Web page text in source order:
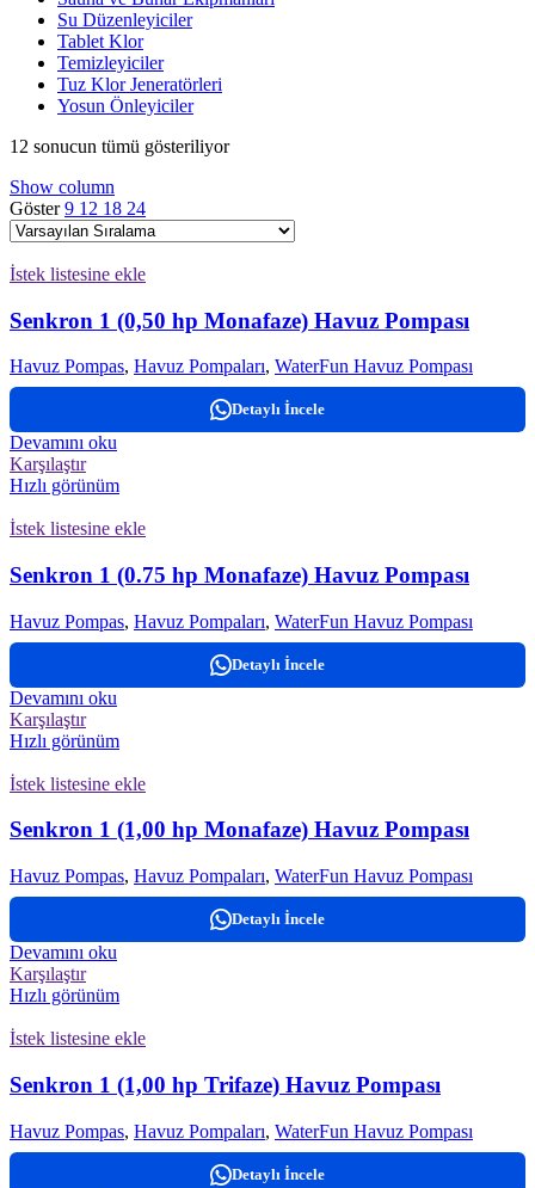
Su Düzenleyiciler
Tablet Klor
Temizleyiciler
Tuz Klor Jeneratörleri
Yosun Önleyiciler
12 sonucun tümü gösteriliyor
Show column
Göster9 12 18 24
İstek listesine ekle
Senkron 1 (0,50 hp Monafaze) Havuz Pompası
Havuz Pompas, Havuz Pompaları, WaterFun Havuz Pompası
Detaylı İncele
Devamını oku
Karşılaştır
Hızlı görünüm
İstek listesine ekle
Senkron 1 (0.75 hp Monafaze) Havuz Pompası
Havuz Pompas, Havuz Pompaları, WaterFun Havuz Pompası
Detaylı İncele
Devamını oku
Karşılaştır
Hızlı görünüm
İstek listesine ekle
Senkron 1 (1,00 hp Monafaze) Havuz Pompası
Havuz Pompas, Havuz Pompaları, WaterFun Havuz Pompası
Detaylı İncele
Devamını oku
Karşılaştır
Hızlı görünüm
İstek listesine ekle
Senkron 1 (1,00 hp Trifaze) Havuz Pompası
Havuz Pompas, Havuz Pompaları, WaterFun Havuz Pompası
Detaylı İncele